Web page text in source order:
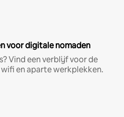
voor digitale nomaden
Vind een verblijf voor de
en aparte werkplekken.